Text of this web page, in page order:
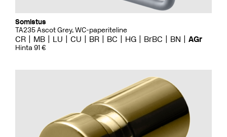
Somistus
TA235 Ascot Grey, WC-paperiteline
CR MB LU CU BR BC HG BrBC BN AGr
Hinta 91 €